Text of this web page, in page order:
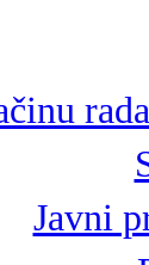
Javni